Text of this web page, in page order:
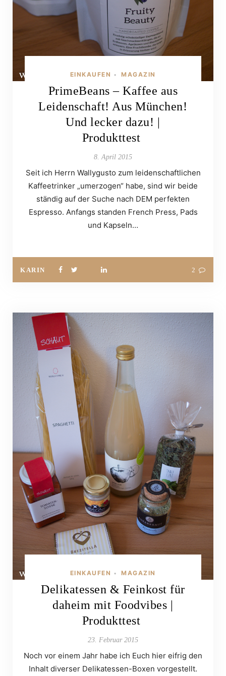
EINKAUFEN • MAGAZIN
PrimeBeans – Kaffee aus
Leidenschaft! Aus München!
Und lecker dazu! |
Produkttest
8. April 2015
Seit ich Herrn Wallygusto zum leidenschaftlichen
Kaffeetrinker „umerzogen“ habe, sind wir beide
ständig auf der Suche nach DEM perfekten
Espresso. Anfangs standen French Press, Pads
und Kapseln…
KARIN 2
EINKAUFEN • MAGAZIN
Delikatessen & Feinkost für
daheim mit Foodvibes |
Produkttest
23. Februar 2015
Noch vor einem Jahr habe ich Euch hier eifrig den
Inhalt diverser Delikatessen-Boxen vorgestellt.